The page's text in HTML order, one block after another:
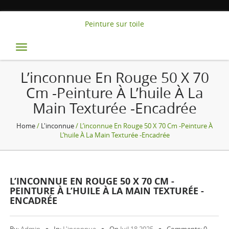
Peinture sur toile
Toggle
navigation
L’inconnue En Rouge 50 X 70
Cm -Peinture À L’huile À La
Main Texturée -Encadrée
Home/ L'inconnue/ L’inconnue En Rouge 50 X 70 Cm -Peinture À
L’huile À La Main Texturée -Encadrée
L’INCONNUE EN ROUGE 50 X 70 CM -
PEINTURE À L’HUILE À LA MAIN TEXTURÉE -
ENCADRÉE